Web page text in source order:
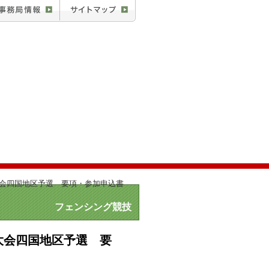
四国地区予選 要項・参加申込書
フェンシング競技
会四国地区予選 要